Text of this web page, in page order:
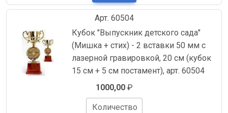
Арт. 60504
Кубок "Выпускник детского сада"
(Мишка + стих) - 2 вставки 50 мм с
лазерной гравировкой, 20 см (кубок
15 см + 5 см постамент), арт. 60504
1000,00₽
Количество